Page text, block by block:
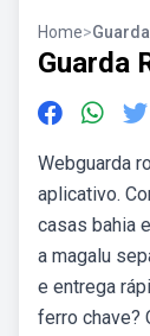
Home>
Guarda
Webguarda
aplicativo.
casas bahia
a magalu
e entrega
ferro chave?